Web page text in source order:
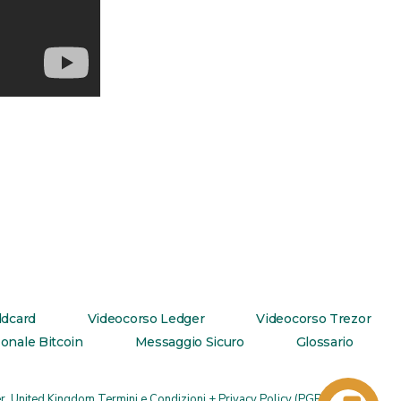
Videocorso Ledger
Videocorso Trezor
Bitcoin Messaggio Sicuro Glossario